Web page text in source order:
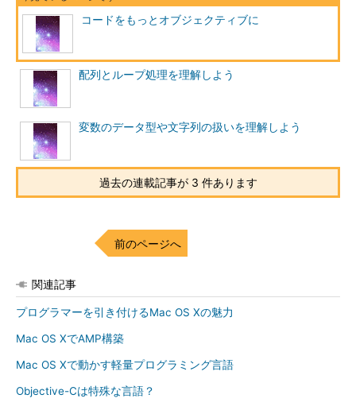
コードをもっとオブジェクティブに
配列とループ処理を理解しよう
変数のデータ型や文字列の扱いを理解しよう
過去の連載記事が 3 件あります
前のページへ
関連記事
プログラマーを引き付けるMac OS Xの魅力
Mac OS XでAMP構築
Mac OS Xで動かす軽量プログラミング言語
Objective-Cは特殊な言語？